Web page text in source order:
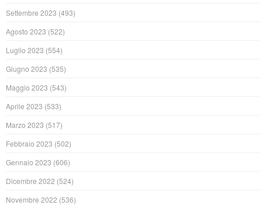
Settembre 2023 (493)
Agosto 2023 (522)
Luglio 2023 (554)
Giugno 2023 (535)
Maggio 2023 (543)
Aprile 2023 (533)
Marzo 2023 (517)
Febbraio 2023 (502)
Gennaio 2023 (606)
Dicembre 2022 (524)
Novembre 2022 (536)